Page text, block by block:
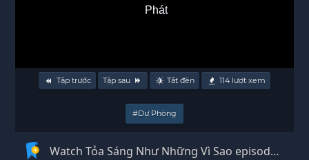
Phát
Tập trước Tập sau Tắt đèn 114lượt xem
#Dự Phòng
Watch Tỏa Sáng Như Những Vì Sao episode